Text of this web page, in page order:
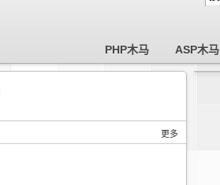
PHP木马 ASP木马
更多